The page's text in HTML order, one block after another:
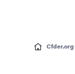
Cfder.org